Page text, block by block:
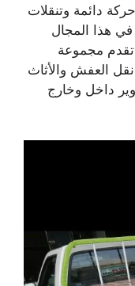
دائمة وتنقلات
هذا المجال
تقدم مجموعة
العفش والأثاث
داخل وخارج